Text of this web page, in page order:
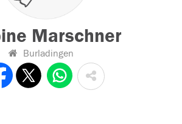
Marschner
Burladingen